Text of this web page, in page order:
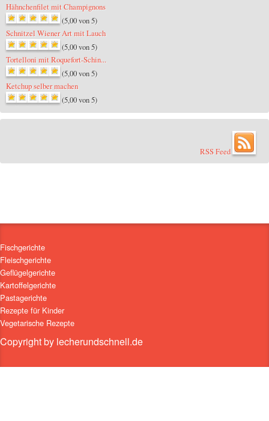
Hähnchenfilet mit Champignons
(5,00 von 5)
Schnitzel Wiener Art mit Lauch
(5,00 von 5)
Tortelloni mit Roquefort-Schin...
(5,00 von 5)
Ketchup selber machen
(5,00 von 5)
RSS Feed
Fischgerichte
Fleischgerichte
Geflügelgerichte
Kartoffelgerichte
Pastagerichte
Rezepte für Kinder
Vegetarische Rezepte
Copyright by lecherundschnell.de